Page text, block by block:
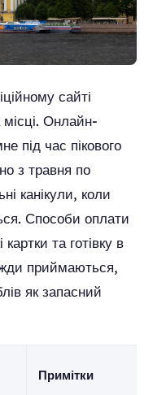
сайті
Онлайн-
під час пікового
з травня по
канікули, коли
Способи оплати
та готівку в
приймаються,
як запасний
Примітки